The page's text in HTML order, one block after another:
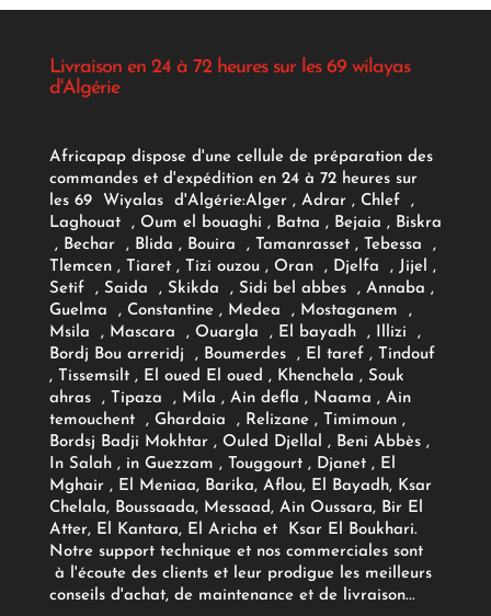
Livraison en 24 à 72 heures sur les 69 wilayas
d'Algérie
Africapap dispose d'une cellule de préparation des
commandes et d'expédition en 24 à 72 heures sur
les 69 Wiyalas d'Algérie:Alger , Adrar, Chlef ,
Laghouat , Oum el bouaghi , Batna , Bejaia , Biskra
, Bechar , Blida , Bouira , Tamanrasset , Tebessa ,
Tlemcen , Tiaret , Tizi ouzou , Oran , Djelfa , Jijel ,
Setif , Saida , Skikda , Sidi bel abbes , Annaba ,
Guelma , Constantine , Medea , Mostaganem ,
Msila , Mascara , Ouargla , El bayadh , Illizi ,
Bordj Bou arreridj , Boumerdes , El taref , Tindouf
, Tissemsilt , El oued El oued , Khenchela , Souk
ahras , Tipaza , Mila , Ain defla , Naama , Ain
temouchent , Ghardaia , Relizane , Timimoun ,
Bordsj Badji Mokhtar , Ouled Djellal , Beni Abbès ,
In Salah , in Guezzam , Touggourt , Djanet , El
Mghair , El Meniaa, Barika, Aflou, El Bayadh, Ksar
Chelala, Boussaada, Messaad, Ain Oussara, Bir El
Atter, El Kantara, El Aricha et Ksar El Boukhari.
Notre support technique et nos commerciales sont
à l'écoute des clients et leur prodigue les meilleurs
conseils d'achat, de maintenance et de livraison...